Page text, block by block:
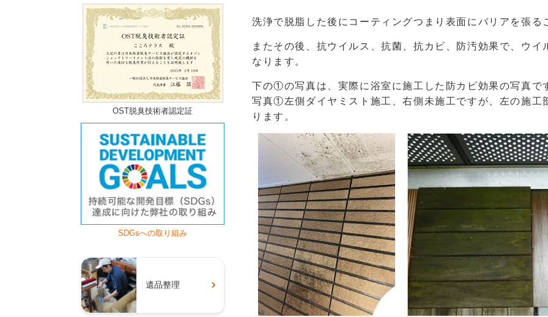
洗浄で脱脂した後にコーティングつまり表面にバリアを張る
またその後、抗ウイルス、抗菌、抗カビ、防汚効果で、ウ
なります。
下の①の写真は、実際に浴室に施工した防カビ効果の写真で
写真①左側ダイヤミスト施工、右側未施工ですが、左の施工
ります。
OST脱臭技術者認定証
SDGsへの取り組み
遺品整理